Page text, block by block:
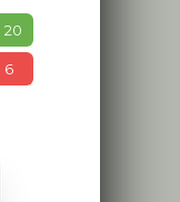
20
6